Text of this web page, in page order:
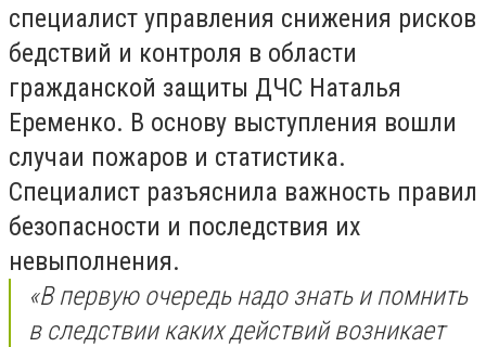
специалист управления снижения рисков
бедствий и контроля в области
гражданской защиты ДЧС Наталья
Еременко. В основу выступления вошли
случаи пожаров и статистика.
Специалист разъяснила важность правил
безопасности и последствия их
невыполнения.
«В первую очередь надо знать и помнить
в следствии каких действий возникает